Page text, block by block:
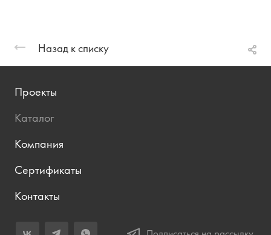
Назад к списку
Проекты
Каталог
Компания
Сертификаты
Контакты